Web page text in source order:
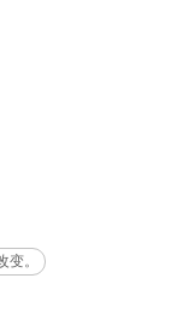
。